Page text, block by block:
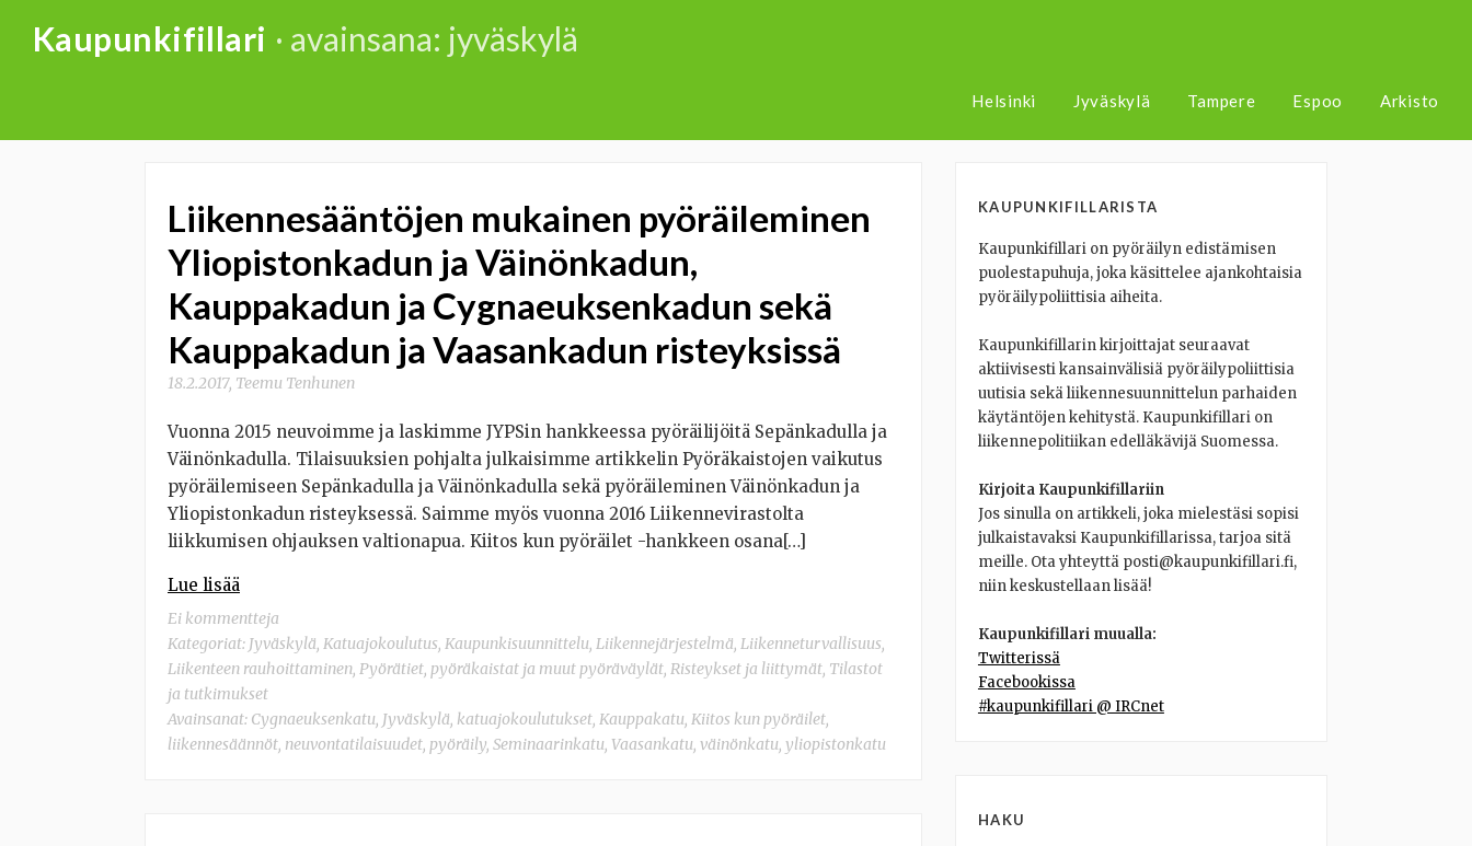
Kaupunkifillari · avainsana: jyväskylä
Helsinki Jyväskylä Tampere Espoo Arkisto
Liikennesääntöjen mukainen pyöräileminen
Yliopistonkadun ja Väinönkadun,
Kauppakadun ja Cygnaeuksenkadun sekä
Kauppakadun ja Vaasankadun risteyksissä
18.2.2017, Teemu Tenhunen
Vuonna 2015 neuvoimme ja laskimme JYPSin hankkeessa pyöräilijöitä Sepänkadulla ja
Väinönkadulla. Tilaisuuksien pohjalta julkaisimme artikkelin Pyöräkaistojen vaikutus
pyöräilemiseen Sepänkadulla ja Väinönkadulla sekä pyöräileminen Väinönkadun ja
Yliopistonkadun risteyksessä. Saimme myös vuonna 2016 Liikennevirastolta
liikkumisen ohjauksen valtionapua. Kiitos kun pyöräilet -hankkeen osana[…]
Lue lisää
Ei kommentteja
Kategoriat: Jyväskylä, Katuajokoulutus, Kaupunkisuunnittelu, Liikennejärjestelmä, Liikenneturvallisuus,
Liikenteen rauhoittaminen, Pyörätiet, pyöräkaistat ja muut pyöräväylät, Risteykset ja liittymät, Tilastot
ja tutkimukset
Avainsanat: Cygnaeuksenkatu, Jyväskylä, katuajokoulutukset, Kauppakatu, Kiitos kun pyöräilet,
liikennesäännöt, neuvontatilaisuudet, pyöräily, Seminaarinkatu, Vaasankatu, väinönkatu, yliopistonkatu
KAUPUNKIFILLARISTA
Kaupunkifillari on pyöräilyn edistämisen
puolestapuhuja, joka käsittelee ajankohtaisia
pyöräilypoliittisia aiheita.
Kaupunkifillarin kirjoittajat seuraavat
aktiivisesti kansainvälisiä pyöräilypoliittisia
uutisia sekä liikennesuunnittelun parhaiden
käytäntöjen kehitystä. Kaupunkifillari on
liikennepolitiikan edelläkävijä Suomessa.
Kirjoita Kaupunkifillariin
Jos sinulla on artikkeli, joka mielestäsi sopisi
julkaistavaksi Kaupunkifillarissa, tarjoa sitä
meille. Ota yhteyttä posti@kaupunkifillari.fi,
niin keskustellaan lisää!
Kaupunkifillari muualla:
Twitterissä
Facebookissa
#kaupunkifillari @ IRCnet
HAKU